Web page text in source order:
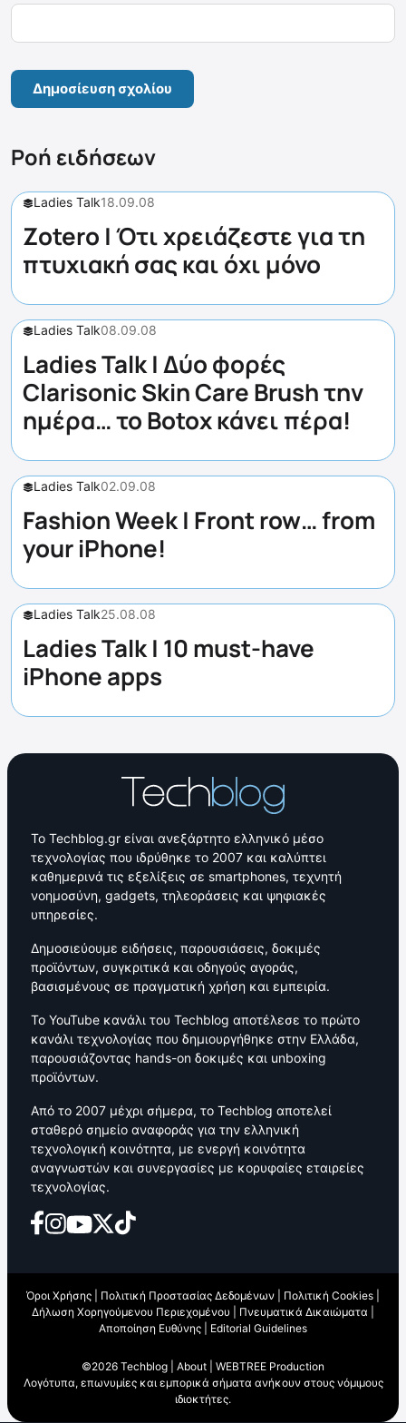
Ροή ειδήσεων
Ladies Talk18.09.08
Zotero | Ότι χρειάζεστε για τη
πτυχιακή σας και όχι μόνο
Ladies Talk08.09.08
Ladies Talk | Δύο φορές
Clarisonic Skin Care Brush την
ημέρα… το Botox κάνει πέρα!
Ladies Talk02.09.08
Fashion Week | Front row… from
your iPhone!
Ladies Talk25.08.08
Ladies Talk | 10 must-have
iPhone apps
Το Techblog.gr είναι ανεξάρτητο ελληνικό μέσο
τεχνολογίας που ιδρύθηκε το 2007 και καλύπτει
καθημερινά τις εξελίξεις σε smartphones, τεχνητή
νοημοσύνη, gadgets, τηλεοράσεις και ψηφιακές
υπηρεσίες.
Δημοσιεύουμε ειδήσεις, παρουσιάσεις, δοκιμές
προϊόντων, συγκριτικά και οδηγούς αγοράς,
βασισμένους σε πραγματική χρήση και εμπειρία.
Το YouTube κανάλι του Techblog αποτέλεσε το πρώτο
κανάλι τεχνολογίας που δημιουργήθηκε στην Ελλάδα,
παρουσιάζοντας hands-on δοκιμές και unboxing
προϊόντων.
Από το 2007 μέχρι σήμερα, το Techblog αποτελεί
σταθερό σημείο αναφοράς για την ελληνική
τεχνολογική κοινότητα, με ενεργή κοινότητα
αναγνωστών και συνεργασίες με κορυφαίες εταιρείες
τεχνολογίας.
Όροι Χρήσης Πολιτική Προστασίας Δεδομένων Πολιτική Cookies
Δήλωση Χορηγούμενου Περιεχομένου
Πνευματικά Δικαιώματα
Αποποίηση Ευθύνης
Editorial Guidelines
©2026 Techblog | About
WEBTREE Production
Λογότυπα, επωνυμίες και εμπορικά σήματα ανήκουν στους νόμιμους
ιδιοκτήτες.